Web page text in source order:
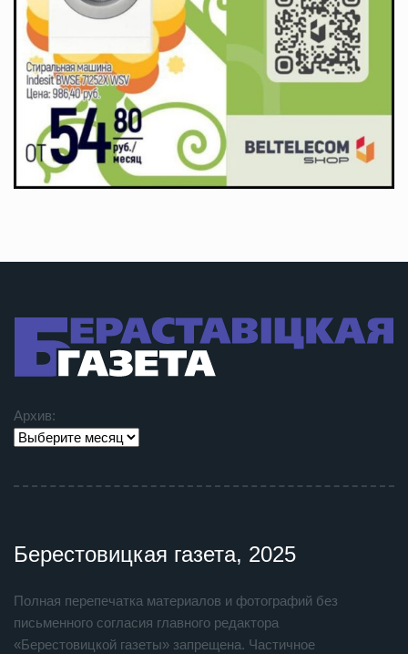
Архив:
Берестовицкая газета, 2025
Полная перепечатка материалов и фотографий без
письменного согласия главного редактора
«Берестовицкой газеты» запрещена. Частичное